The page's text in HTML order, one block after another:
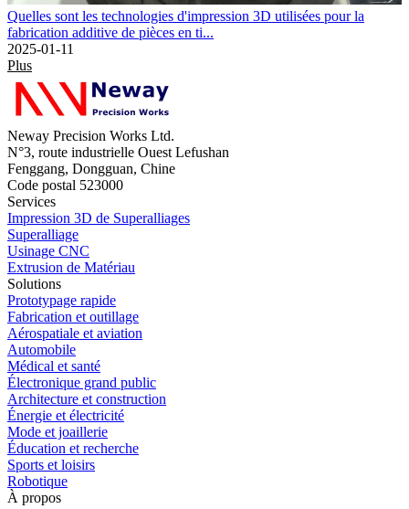
Quelles sont les technologies d'impression 3D utilisées pour la
fabrication additive de pièces en ti...
2025-01-11
Plus
Neway Precision Works Ltd.
N°3, route industrielle Ouest Lefushan
Fenggang, Dongguan, Chine
Code postal 523000
Services
Impression 3D de Superalliages
Superalliage
Usinage CNC
Extrusion de Matériau
Solutions
Prototypage rapide
Fabrication et outillage
Aérospatiale et aviation
Automobile
Médical et santé
Électronique grand public
Architecture et construction
Énergie et électricité
Mode et joaillerie
Éducation et recherche
Sports et loisirs
Robotique
À propos